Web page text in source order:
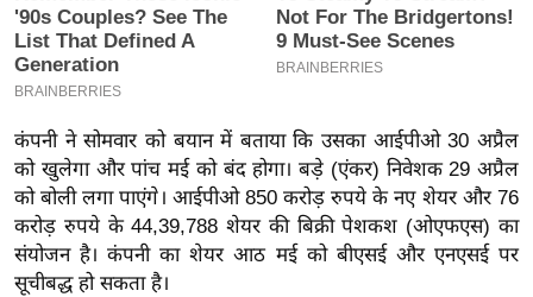
इ
म
ई
पे
प
र
मि
सा
कंपनी ने सोमवार को बयान में बताया कि उसका आईपीओ 30 अप्रैल
को खुलेगा और पांच मई को बंद होगा। बड़े (एंकर) निवेशक 29 अप्रैल
को बोली लगा पाएंगे। आईपीओ 850 करोड़ रुपये के नए शेयर और 76
करोड़ रुपये के 44,39,788 शेयर की बिक्री पेशकश (ओएफएस) का
संयोजन है। कंपनी का शेयर आठ मई को बीएसई और एनएसई पर
सूचीबद्ध हो सकता है।